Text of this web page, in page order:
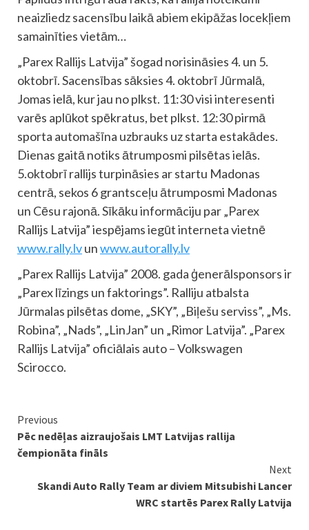
neaizliedz sacensību laikā abiem ekipāžas locekļiem
samainīties vietām…
„Parex Rallijs Latvija” šogad norisināsies 4. un 5.
oktobrī. Sacensības sāksies 4. oktobrī Jūrmalā,
Jomas ielā, kur jau no plkst. 11:30 visi interesenti
varēs aplūkot spēkratus, bet plkst. 12:30 pirmā
sporta automašīna uzbrauks uz starta estakādes.
Dienas gaitā notiks ātrumposmi pilsētas ielās.
5.oktobrī rallijs turpināsies ar startu Madonas
centrā, sekos 6 grantsceļu ātrumposmi Madonas
un Cēsu rajonā. Sīkāku informāciju par „Parex
Rallijs Latvija” iespējams iegūt interneta vietnē
www.rally.lvunwww.autorally.lv
„Parex Rallijs Latvija” 2008. gada ģenerālsponsors ir
„Parex līzings un faktorings”. Ralliju atbalsta
Jūrmalas pilsētas dome, „SKY”, „Biļešu serviss”, „Ms.
Robina”, „Nads”, „LinJan” un „Rimor Latvija”. „Parex
Rallijs Latvija” oficiālais auto – Volkswagen
Scirocco.
Continue
Reading
Previous
Pēc nedēļas aizraujošais LMT Latvijas rallija
čempionāta fināls
Next
Skandi Auto Rally Team ar diviem Mitsubishi Lancer
WRC startēs Parex Rally Latvija